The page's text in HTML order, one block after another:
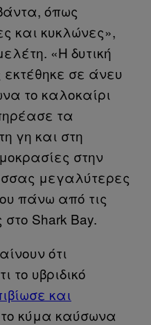
όπως
και κυκλώνες»,
«Η δυτική
σε άνευ
το καλοκαίρι
τα
γη και στη
στην
μεγαλύτερες
πάνω από τις
Shark Bay.
ότι
το υβριδικό
και
κύμα καύσωνα